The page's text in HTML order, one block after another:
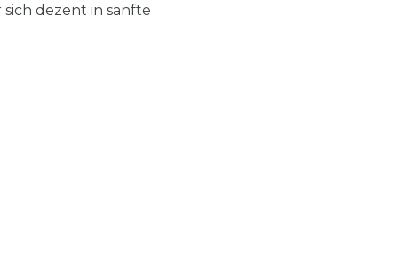
dezent in sanfte